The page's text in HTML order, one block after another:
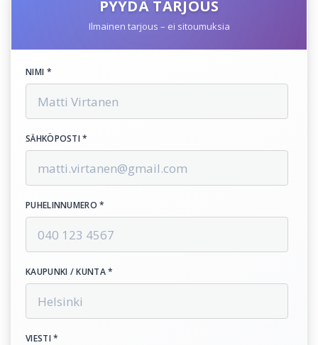
PYYDÄ TARJOUS
Ilmainen tarjous – ei sitoumuksia
NIMI *
SÄHKÖPOSTI *
PUHELINNUMERO *
KAUPUNKI / KUNTA *
VIESTI *